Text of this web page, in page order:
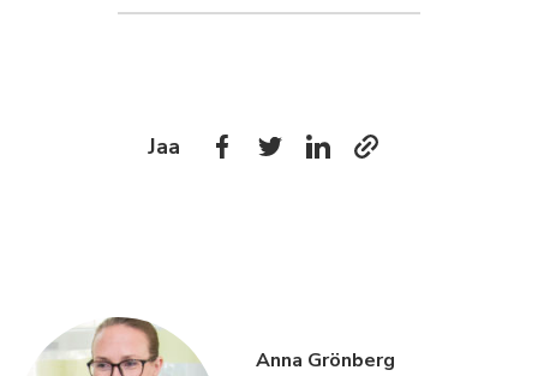
Jaa
Anna Grönberg